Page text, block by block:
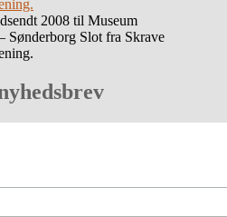
2008 til Museum
Sønderborg Slot fra Skrave